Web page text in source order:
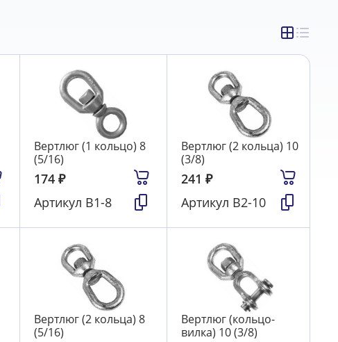
Вертлюг (1 кольцо) 8
(5/16)
174₽
Артикул В1-8
Вертлюг (2 кольца) 10
(3/8)
241 ₽
Артикул В2-10
Вертлюг (2 кольца) 8
(5/16)
Вертлюг (кольцо-
вилка) 10 (3/8)